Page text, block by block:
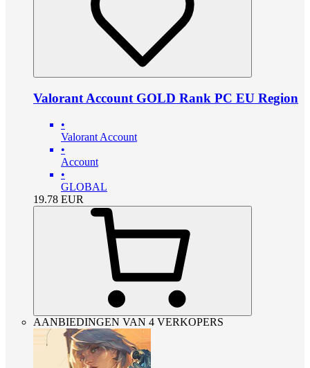
Valorant Account GOLD Rank PC EU Region
•
Valorant Account
•
Account
•
GLOBAL
19.78 EUR
AANBIEDINGEN VAN 4 VERKOPERS